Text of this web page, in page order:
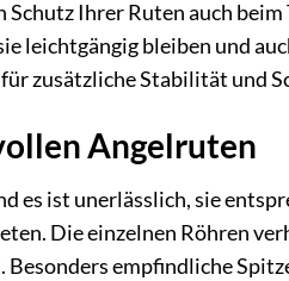
Ihrer Ruten auch
leichtgängig bleiben und
zusätzliche Stabilität und
Angelruten
ist unerlässlich, sie
Die einzelnen Röhren
empfindliche